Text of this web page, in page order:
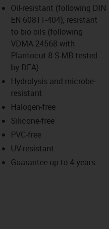
icon-lupe
icon-lupe
Oil-resistant (following DIN
EN 60811-404), resistant
to bio oils (following
VDMA 24568 with
Plantocut 8 S-MB tested
by DEA)
Hydrolysis and microbe-
resistant
Halogen-free
Silicone-free
PVC-free
UV-resistant
Guarantee up to 4 years